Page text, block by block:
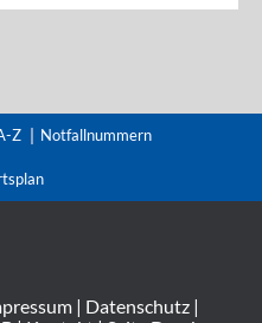
Z Notfallnummern
| Datenschutz|